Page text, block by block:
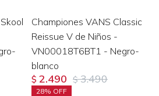
Championes VANS Classic
Reissue V de Niños -
VN00018T6BT1 - Negro-
blanco
$ 2.490 $ 3.490
28